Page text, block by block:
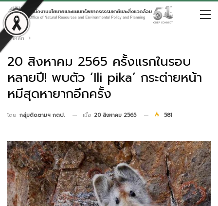
หน้าหลัก
20 สิงหาคม 2565 ครั้งแรกในรอบ
หลายปี! พบตัว ‘Ili pika’ กระต่ายหน้า
หมีสุดหายากอีกครั้ง
โดย กลุ่มติดตามฯ กตป. เมื่อ 20 สิงหาคม 2565 581